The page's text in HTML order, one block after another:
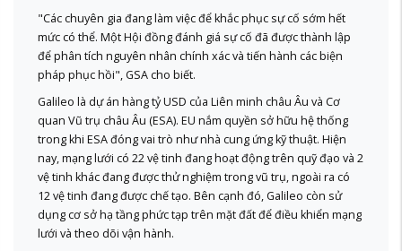
"Các chuyên gia đang làm việc để khắc phục sự cố sớm hết
mức có thể. Một Hội đồng đánh giá sự cố đã được thành lập
để phân tích nguyên nhân chính xác và tiến hành các biện
pháp phục hồi", GSA cho biết.
Galileo là dự án hàng tỷ USD của Liên minh châu Âu và Cơ
quan Vũ trụ châu Âu (ESA). EU nắm quyền sở hữu hệ thống
trong khi ESA đóng vai trò như nhà cung ứng kỹ thuật. Hiện
nay, mạng lưới có 22 vệ tinh đang hoạt động trên quỹ đạo và 2
vệ tinh khác đang được thử nghiệm trong vũ trụ, ngoài ra có
12 vệ tinh đang được chế tạo. Bên cạnh đó, Galileo còn sử
dụng cơ sở hạ tầng phức tạp trên mặt đất để điều khiển mạng
lưới và theo dõi vận hành.